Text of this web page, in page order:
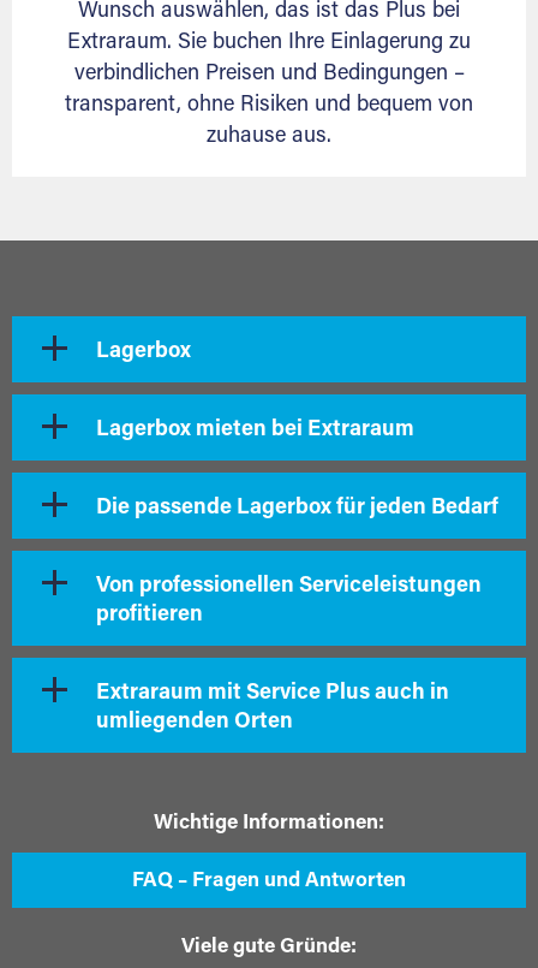
Wunsch auswählen, das ist das Plus bei
Extraraum. Sie buchen Ihre Einlagerung zu
verbindlichen Preisen und Bedingungen –
transparent, ohne Risiken und bequem von
zuhause aus.
Lagerbox
Lagerbox mieten bei Extraraum
Die passende Lagerbox für jeden Bedarf
Von professionellen Serviceleistungen
profitieren
Extraraum mit Service Plus auch in
umliegenden Orten
Wichtige Informationen:
FAQ – Fragen und Antworten
Viele gute Gründe: